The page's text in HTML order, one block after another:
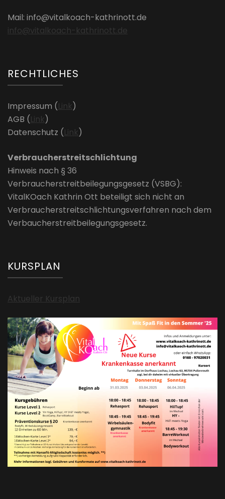
Mail: info@vitalkoach-kathrinott.de
info@vitalkoach-kathrinott.de
RECHTLICHES
Impressum (Link)
AGB (Link)
Datenschutz (Link)
Verbraucherstreitschlichtung
Hinweis nach § 36
Verbraucherstreitbeilegungsgesetz (VSBG):
VitalKOach Kathrin Ott beteiligt sich nicht an
Verbraucherstreitschlichtungsverfahren nach dem
Verbaucherstreitbeilegungsgesetz.
KURSPLAN
Aktueller Kursplan